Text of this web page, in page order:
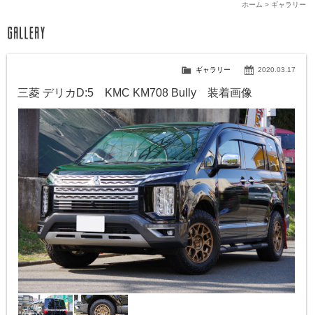
ギャラリー
ホーム >
2020.03.17
ギャラリー
三菱 デリカD:5 KMC KM708 Bully 装着画像